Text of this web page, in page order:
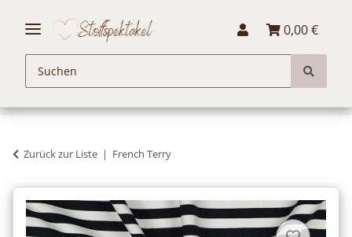
0,00 €
Zurück zur Liste French Terry